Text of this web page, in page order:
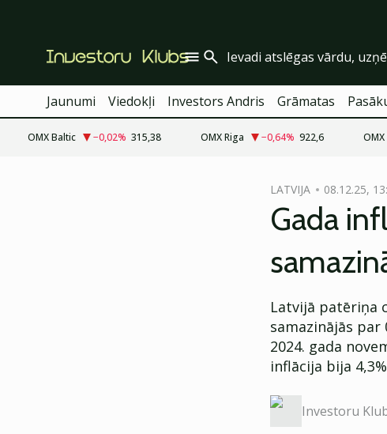
Jaunumi Viedokļi Investors Andris Grāmatas
OMX Baltic −0,02% 315,38 OMX Riga −0,64% 922,6
LATVIJA 08.12.25,
Gada
Latvijā patēriņa
samazinājās
2024. gada
inflācija bija
Investoru